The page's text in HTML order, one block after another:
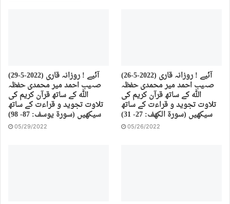
(29-5-2022) آئیے ! روزانہ قاری
صہیب احمد میر محمدی حفظہ
اللہ کے ساتھ قرآن کریم کی
تلاوت تجوید و قراءت کے ساتھ
سیکھیں (سورة يوسف: 87- 98)
05/29/2022
(26-5-2022) آئیے ! روزانہ قاری
صہیب احمد میر محمدی حفظہ
اللہ کے ساتھ قرآن کریم کی
تلاوت تجوید و قراءت کے ساتھ
سیکھیں (سورة الكهف: 27- 31)
05/26/2022